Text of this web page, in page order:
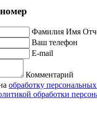
Фамилия Имя
Ваш телефон
E-mail
Комментарий
обработку
обработки